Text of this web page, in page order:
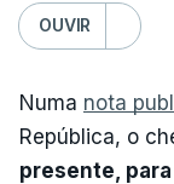
OUVIR
Numa nota
República, o
presente,